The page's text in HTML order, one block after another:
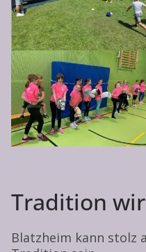
Tradition
Blatzheim kann stolz